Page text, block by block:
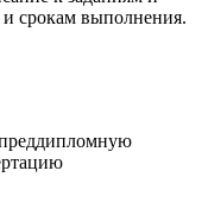
срокам выполнения.